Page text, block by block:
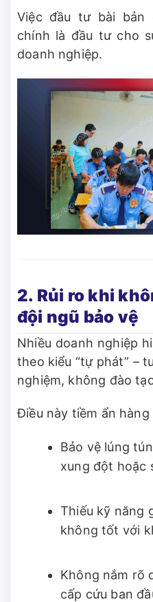
Việc đầu tư bài bản
chính là đầu tư cho
doanh nghiệp.
2. Rủi ro khi
đội ngũ bảo vệ
Nhiều doanh nghiệp
theo kiểu “tự phát” –
nghiệm, không đào
Điều này tiềm ẩn
Bảo vệ lúng
xung đột hoặc
Thiếu kỹ năng
không tốt với
Không nắm rõ
cấp cứu ban